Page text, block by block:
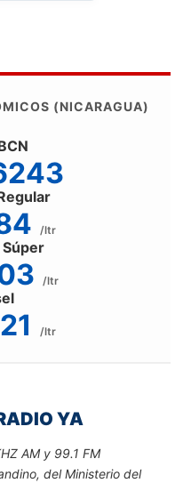
(NICARAGUA)
/ltr
Súper
/ltr
/ltr
YA
AM y 99.1 FM
del Ministerio del